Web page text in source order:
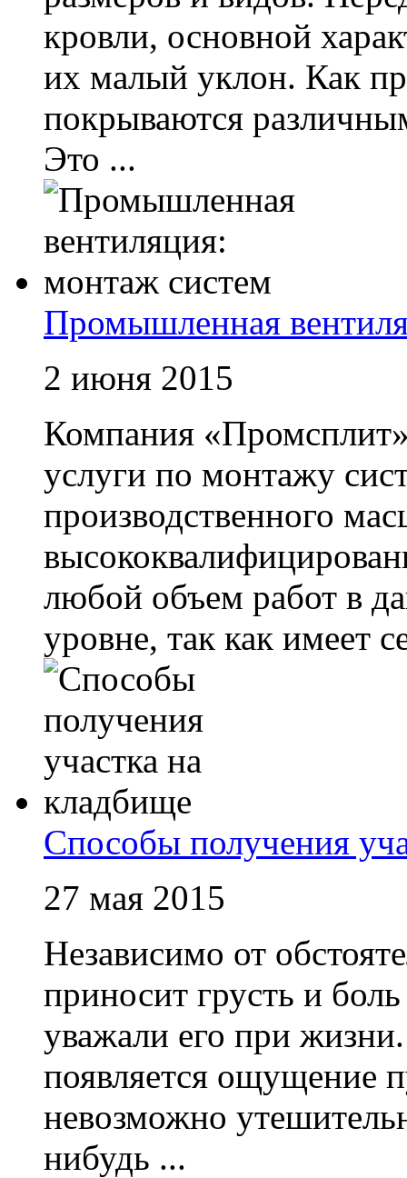
кровли, основной
их малый уклон. Как
покрываются
Это ...
Промышленная
2 июня 2015
Компания
услуги по монтажу
производственного
любой объем работ в
уровне, так как имеет
Способы получения
27 мая 2015
Независимо от
приносит грусть и
уважали его при
появляется ощущение
невозможно
нибудь ...